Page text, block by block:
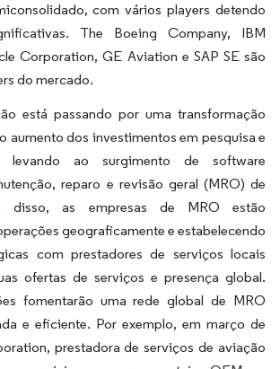
com vários players detendo
The Boeing Company, IBM
Corporation, GE Aviation e SAP SE são
do mercado.
está passando por uma transformação
aumento dos investimentos em pesquisa e
levando ao surgimento de software
reparo e revisão geral (MRO) de
disso, as empresas de MRO estão
geograficamente e estabelecendo
com prestadores de serviços locais
ofertas de serviços e presença global.
fomentarão uma rede global de MRO
e eficiente. Por exemplo, em março de
prestadora de serviços de aviação